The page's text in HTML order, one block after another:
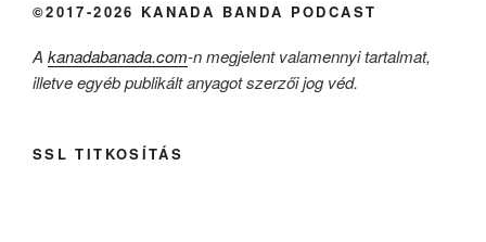
©2017-2026 KANADA BANDA PODCAST
A kanadabanada.com-n megjelent valamennyi tartalmat,
illetve egyéb publikált anyagot szerzői jog véd.
SSL TITKOSÍTÁS